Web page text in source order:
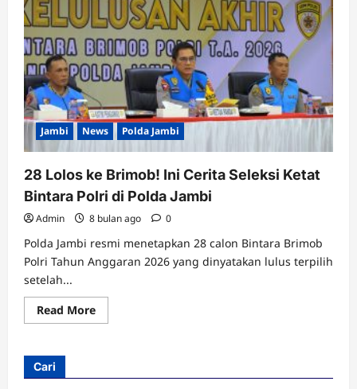
Jambi News Polda Jambi
28 Lolos ke Brimob! Ini Cerita Seleksi Ketat
Bintara Polri di Polda Jambi
Admin 8 bulan ago 0
Polda Jambi resmi menetapkan 28 calon Bintara Brimob
Polri Tahun Anggaran 2026 yang dinyatakan lulus terpilih
setelah...
Read MoreRead
more
Brimob!
Cari